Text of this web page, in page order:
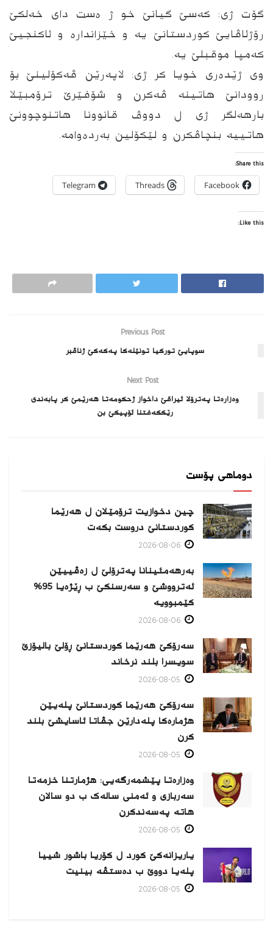
گۆت ژی: کەسێ گیانێ خو ژ ەست دای خەلکێ
رۆژئاڤایێ کوردستانێ یە و خێزاندارە و ئاکنجیێ
کەمپا موقبلێ یە.
وی ژێدەری خویا کر ژی: لاپەرێن ڤەکۆلینێ بۆ
روودانێ هاتینە ڤەکرن و شۆفێرێ ترۆمبێلا
بارهەلگر ژی ل دووڤ قانوونا هاتنوچوونێ
هاتییە بنچاڤکرن و لێکۆلین بەردەوامە.
Share this:
Facebook
Threads
Telegram
Like this:
Previous Post
سوپایێ توركیا تونێله‌كا په‌كه‌كێ ژناڤبر
Next Post
وه‌زاره‌تا په‌ترۆلا ئیراقێ داخواز ژحكومه‌تا هه‌رێمێ كر پابه‌ندی
رێككه‌فتنا ئۆپیكێ بن
دوماهی پۆست
چین دخوازیت ترۆمێلان ل هەرێما
كوردستانێ دروست بكەت
بەرهەمئینانا په‌ترۆلێ ل زه‌ڤییێن
ئەترووشێ و سەرسنكێ ب ڕێژەیا 95%
كێمبوویە
سەرۆکێ هەرێما کوردستانێ ڕۆلێ بالیۆزێ
سویسرا بلند نرخاند
سەرۆکێ هەرێما کوردستانێ پلەیێن
هژمارەكا پلەدارێن جڤاتا ئاسایشێ بلند
كرن
وەزارەتا پێشمەرگەیی: هژمارتنا خزمەتا
سەربازی و ئەمنی سالەک ب دو سالان
هاتە پەسەندكرن
یاریزانەكێ کورد ل کۆریا باشور شییا
پلەیا دووێ ب دەستڤە بینیت